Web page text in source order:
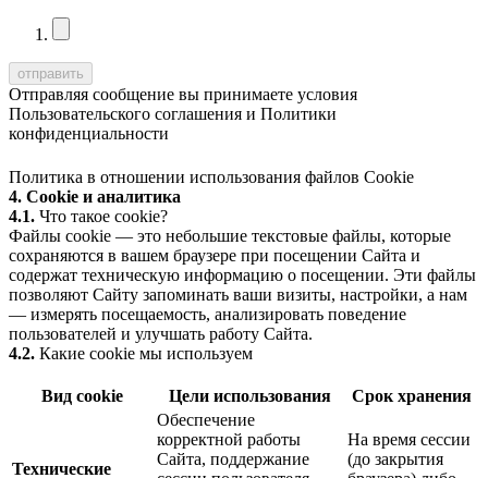
Отправляя сообщение вы принимаете условия
Пользовательского соглашения и Политики
конфиденциальности
Политика в отношении использования файлов Cookie
4. Cookie и аналитика
4.1. Что такое cookie?
Файлы cookie — это небольшие текстовые файлы, которые
сохраняются в вашем браузере при посещении Сайта и
содержат техническую информацию о посещении. Эти файлы
позволяют Сайту запоминать ваши визиты, настройки, а нам
— измерять посещаемость, анализировать поведение
пользователей и улучшать работу Сайта.
4.2. Какие cookie мы используем
Вид cookie Цели использования Срок хранения
Технические
Обеспечение
корректной работы
Сайта, поддержание
На время сессии
(до закрытия